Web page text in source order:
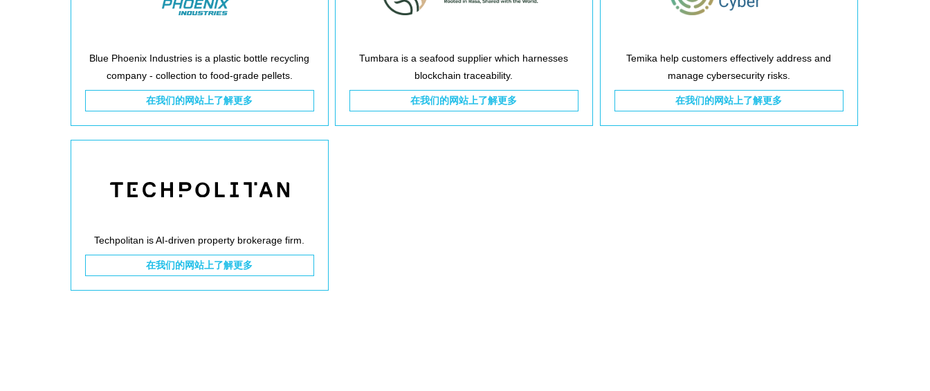
Blue Phoenix Industries is a plastic bottle recycling
company - collection to food-grade pellets.
在我们的网站上了解更多
Tumbara is a seafood supplier which harnesses
blockchain traceability.
在我们的网站上了解更多
Temika help customers effectively address and
manage cybersecurity risks.
在我们的网站上了解更多
Techpolitan is AI-driven property brokerage firm.
在我们的网站上了解更多